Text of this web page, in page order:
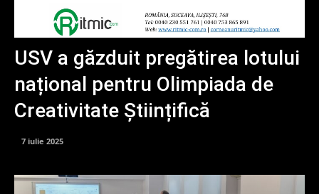
USV a găzduit pregătirea lotului
național pentru Olimpiada de
Creativitate Științifică
7 iulie 2025